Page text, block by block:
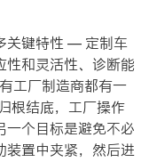
关键特性 — 定制车
和灵活性、诊断能
工厂制造商都有一
根结底，工厂操作
一个目标是避免不必
装置中夹紧，然后进